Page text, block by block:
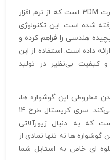
فرمت طراحی این محصول به صورت 3DM است که از نرم‌ افزار
شده است. این تکنولوژی
هندسی را فراهم کرده و
داده است. استفاده از این
و کیفیت بی‌نظیر در تولید
مخروطی این گوشواره‌ ها،
ترکیبی از هنر و مدرنیته را القا می‌کند. سری کریستال طرح 14
که به دنبال زیورآلاتی
ها نه‌ تنها نمادی از
ای خاص به استایل شما